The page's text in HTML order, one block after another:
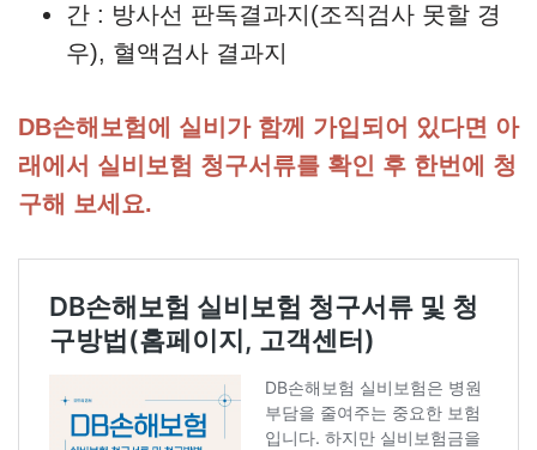
간 : 방사선 판독결과지(조직검사 못할 경
우), 혈액검사 결과지
DB손해보험에 실비가 함께 가입되어 있다면 아
래에서 실비보험 청구서류를 확인 후 한번에 청
구해 보세요.